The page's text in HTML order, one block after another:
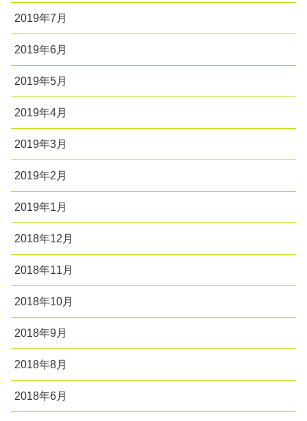
2019年7月
2019年6月
2019年5月
2019年4月
2019年3月
2019年2月
2019年1月
2018年12月
2018年11月
2018年10月
2018年9月
2018年8月
2018年6月